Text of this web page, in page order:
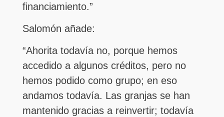
financiamiento.”
Salomón añade:
“Ahorita todavía no, porque hemos
accedido a algunos créditos, pero no
hemos podido como grupo; en eso
andamos todavía. Las granjas se han
mantenido gracias a reinvertir; todavía